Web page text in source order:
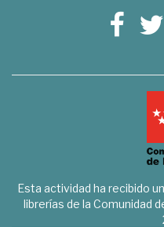
Esta actividad ha recibido
librerías de la Comunidad